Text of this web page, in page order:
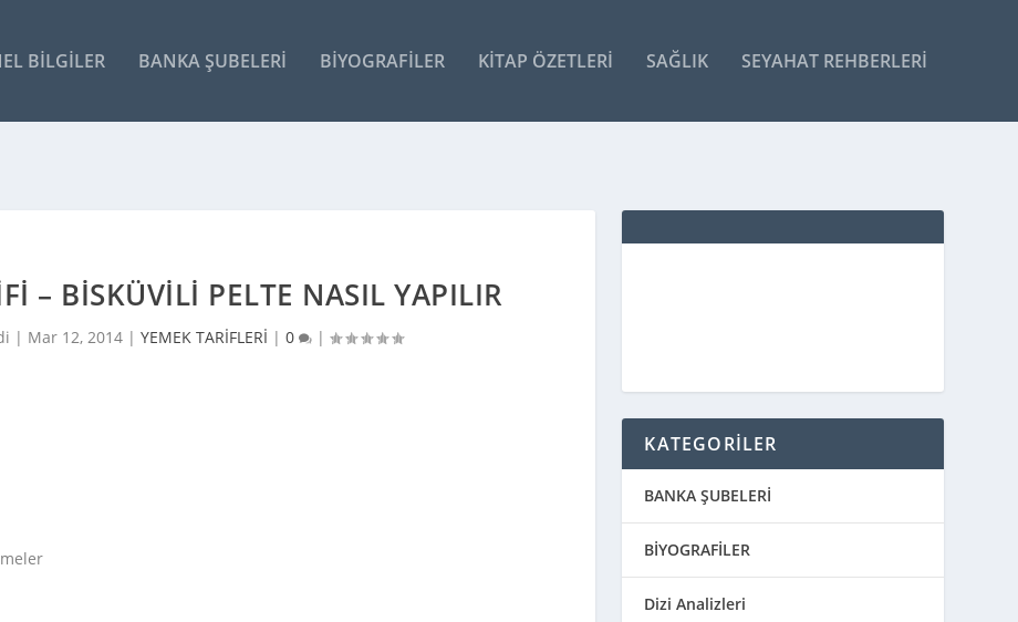
BILGILER BANKA ŞUBELERI BIYOGRAFILER KITAP ÖZETLERI SAĞLIK SEYAHAT REHBERLERI
– BISKÜVILI PELTE NASIL YAPILIR
| Mar 12, 2014| YEMEK TARİFLERİ | 0 |
KATEGORİLER
BANKA ŞUBELERİ
BİYOGRAFİLER
Dizi Analizleri